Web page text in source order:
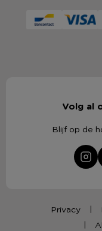
Volg al
Blijf op de
Privacy